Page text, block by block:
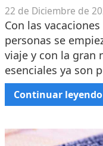
22 de Diciembre de
Con las
personas se
viaje y con la gran
esenciales ya son
Continuar